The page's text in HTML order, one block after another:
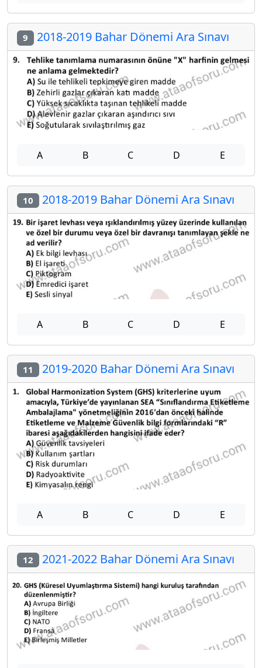
9 2018-2019 Bahar Dönemi Ara Sınavı
A B C D E
10 2018-2019 Bahar Dönemi Ara Sınavı
A B C D E
11 2019-2020 Bahar Dönemi Ara Sınavı
A B C D E
12 2021-2022 Bahar Dönemi Ara Sınavı